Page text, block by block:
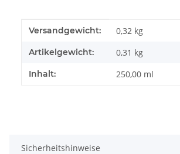
Produkteigenschaft
Wert
Versandgewicht: 0,32 kg
Artikelgewicht: 0,31 kg
Inhalt: 250,00 ml
Sicherheitshinweise